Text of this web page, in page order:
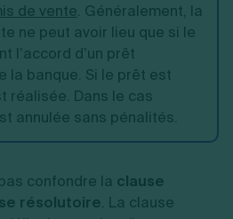
de vente. Généralement, la
ne peut avoir lieu que si le
l’accord d’un prêt
la banque. Si le prêt est
réalisée. Dans le cas
annulée sans pénalités.
confondre la clause
résolutoire. La clause